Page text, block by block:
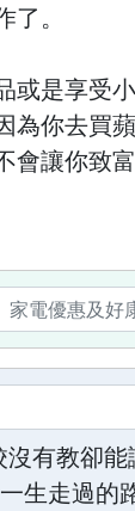
。
或是享受
你去買蘋
會讓你致
有教卻
生走過的